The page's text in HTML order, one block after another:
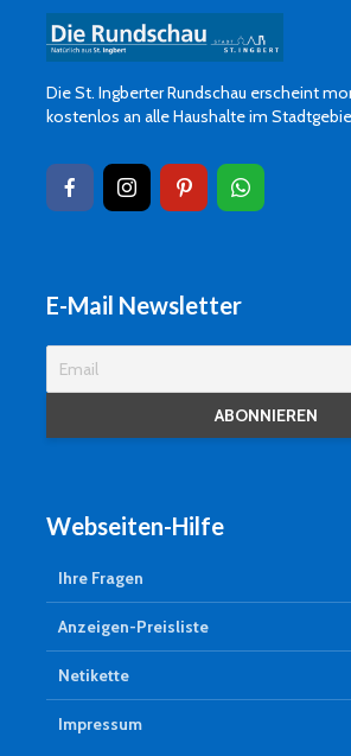
Die St. Ingberter Rundschau erscheint
kostenlos an alle Haushalte im
E-Mail Newsletter
Webseiten-Hilfe
Ihre Fragen
Anzeigen-Preisliste
Netikette
Impressum